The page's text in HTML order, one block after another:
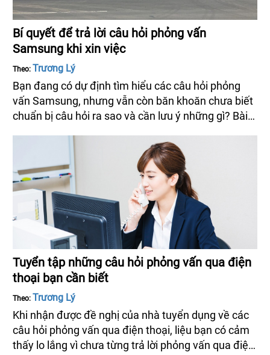
Bí quyết để trả lời câu hỏi phỏng vấn
Samsung khi xin việc
Theo: Trương Lý
Bạn đang có dự định tìm hiểu các câu hỏi phỏng
vấn Samsung, nhưng vẫn còn băn khoăn chưa biết
chuẩn bị câu hỏi ra sao và cần lưu ý những gì? Bài
tham gia phỏng vấn và ứng dụng cho bản thân dễ
dàng hơn, đạt được kết quả tốt nhất.
Tuyển tập những câu hỏi phỏng vấn qua điện
thoại bạn cần biết
Theo: Trương Lý
Khi nhận được đề nghị của nhà tuyển dụng về các
câu hỏi phỏng vấn qua điện thoại, liệu bạn có cảm
thấy lo lắng vì chưa từng trả lời phỏng vấn qua điện